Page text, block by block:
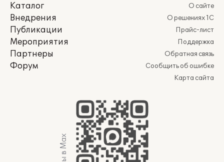
Каталог
Внедрения
Публикации
Мероприятия
Партнеры
Форум
О сайте
О решениях 1С
Прайс-лист
Поддержка
Обратная связь
Сообщить об ошибке
Карта сайта
Мы в Max